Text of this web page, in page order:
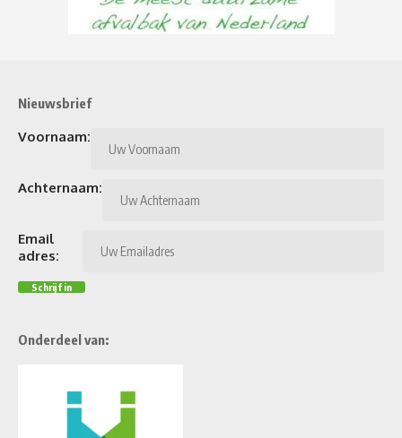
Nieuwsbrief
Voornaam:
Achternaam:
Email
adres:
Onderdeel van: